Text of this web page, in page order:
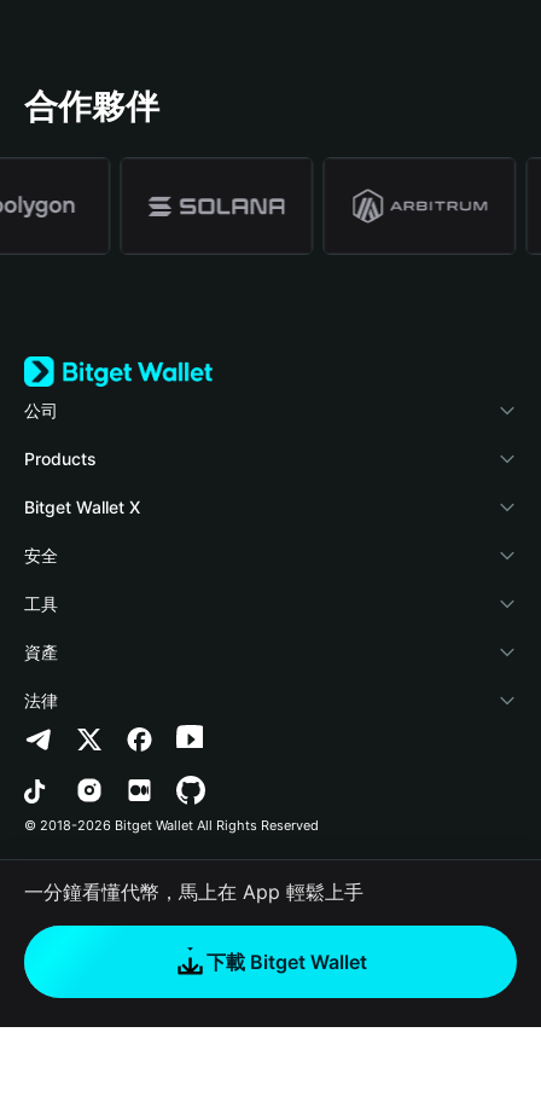
合作夥伴
公司
關於 Bitget Wallet
部落格
學院
加密資訊
幫助中心
‌聯繫我們
品牌資源
工作機會
Products
Crypto Card
Stablecoin Earn
Payfi Crypto
Crypto Swap API
Altcoin Season Index
Prediction Markets
DApp
RWA
如何購買加密貨幣
Bitget Wallet X
開發者文件
連接錢包
Bitget Wallet Pay
合作上架
安全
風險保障基金
安全防護技術
工具
快捷買幣
授權檢測
合約檢測
批次轉帳
資產
Arbitrum
Avalanche
Bitcoin
Polygon
法律
隱私協議
用戶使用協議
© 2018-2026 Bitget Wallet All Rights Reserved
一分鐘看懂代幣，馬上在 App 輕鬆上手
下載 Bitget Wallet